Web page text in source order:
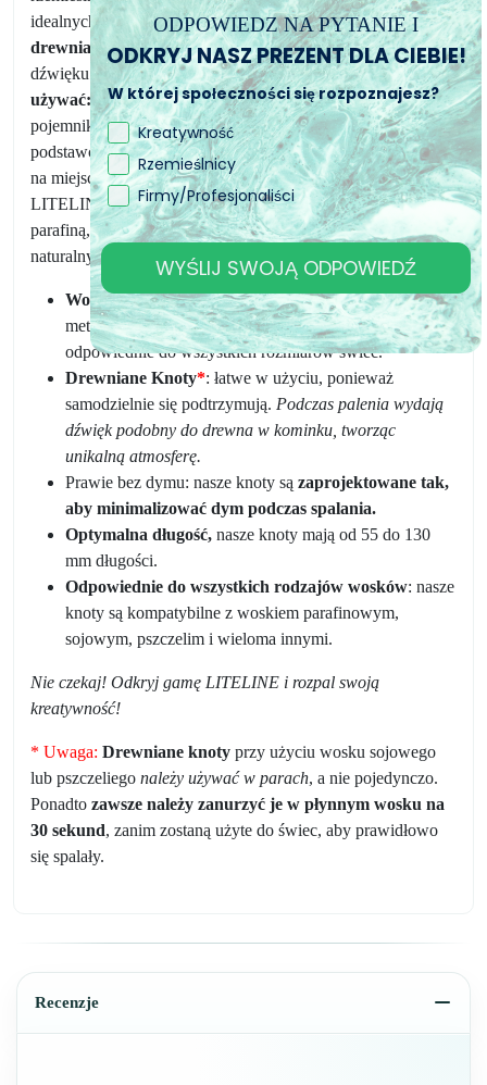
idealnych ze względu na ich wszechstronność, po fascynujące
drewniane knoty,które dodają naturalności i relaksującego
dźwięku Twojej świecy, mamy to, czego potrzebujesz! Jak
używać: Umieść knot wewnątrz wybranego przez siebie
pojemnika lub formy do świec. Dzięki samoprzylepnej
podstawce na dole knotu, po umieszczeniu go, pozostanie on
na miejscu, zapewniając idealną świecę. Nasza gama
LITELINE jest kompatybilna z każdym rodzajem wosku:
parafiną, soją, woskiem pszczelim lub innymi mieszankami
naturalnych wosków.
Woskowane Knoty:woskowane knoty bawełniane z
metalowym uchwytem i samoprzylepną podstawką,
odpowiednie do wszystkich rozmiarów świec.
Drewniane Knoty*: łatwe w użyciu, ponieważ
samodzielnie się podtrzymują. Podczas palenia wydają
dźwięk podobny do drewna w kominku, tworząc
unikalną atmosferę.
Prawie bez dymu: nasze knoty są zaprojektowane tak,
aby minimalizować dym podczas spalania.
Optymalna długość, nasze knoty mają od 55 do 130
mm długości.
Odpowiednie do wszystkich rodzajów wosków: nasze
knoty są kompatybilne z woskiem parafinowym,
sojowym, pszczelim i wieloma innymi.
Nie czekaj! Odkryj gamę LITELINE i rozpal swoją
kreatywność!
* Uwaga: Drewniane knoty przy użyciu wosku sojowego
lub pszczeliego należy używać w parach, a nie pojedynczo.
Ponadto zawsze należy zanurzyć je w płynnym wosku na
30 sekund, zanim zostaną użyte do świec, aby prawidłowo
się spalały.
Recenzje
ODPOWIEDZ NA PYTANIE I
ODKRYJ NASZ PREZENT DLA CIEBIE!
W której społeczności się rozpoznajesz?
Kreatywność
Rzemieślnicy
Firmy/Profesjonaliści
WYŚLIJ SWOJĄ ODPOWIEDŹ